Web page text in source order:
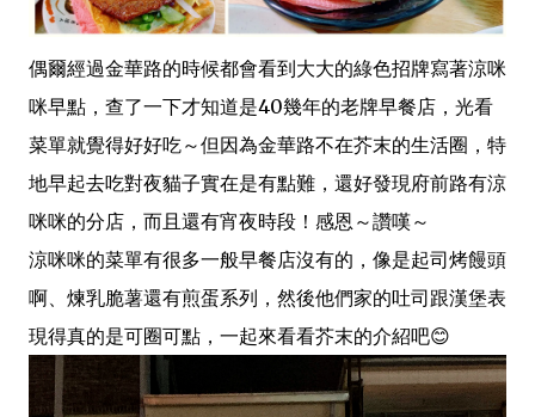
偶爾經過金華路的時候都會看到大大的綠色招牌寫著涼咪
咪早點，查了一下才知道是40幾年的老牌早餐店，光看
菜單就覺得好好吃～但因為金華路不在芥末的生活圈，特
地早起去吃對夜貓子實在是有點難，還好發現府前路有涼
咪咪的分店，而且還有宵夜時段！感恩～讚嘆～
涼咪咪的菜單有很多一般早餐店沒有的，像是起司烤饅頭
啊、煉乳脆薯還有煎蛋系列，然後他們家的吐司跟漢堡表
現得真的是可圈可點，一起來看看芥末的介紹吧😊